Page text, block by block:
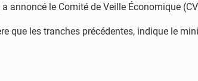
le Comité de Veille Économique
que les tranches précédentes, indique le